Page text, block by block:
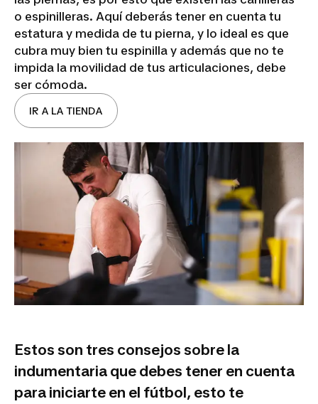
o espinilleras. Aquí deberás tener en cuenta tu
estatura y medida de tu pierna, y lo ideal es que
cubra muy bien tu espinilla y además que no te
impida la movilidad de tus articulaciones, debe
ser cómoda.
IR A LA TIENDA
Estos son tres consejos sobre la
indumentaria que debes tener en cuenta
para iniciarte en el fútbol, esto te